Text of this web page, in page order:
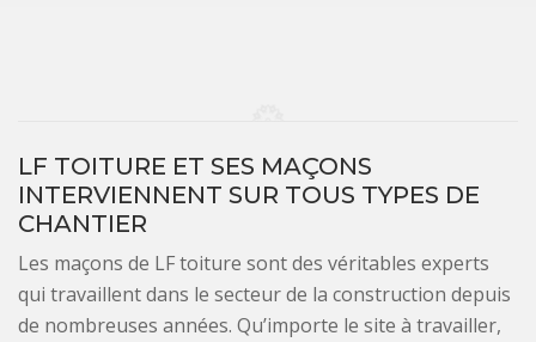
LF TOITURE ET SES MAÇONS
INTERVIENNENT SUR TOUS TYPES DE
CHANTIER
Les maçons de LF toiture sont des véritables experts
qui travaillent dans le secteur de la construction depuis
de nombreuses années. Qu’importe le site à travailler,